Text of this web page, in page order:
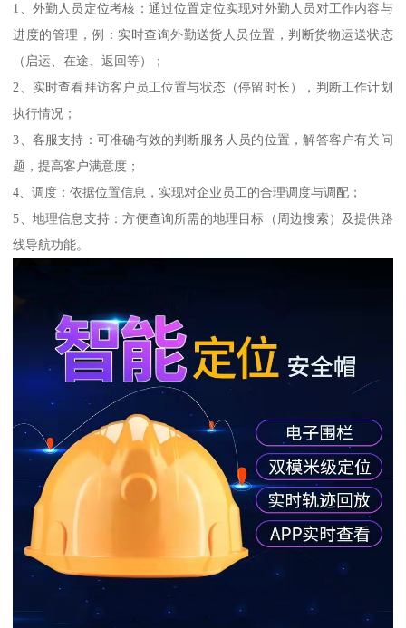
1、外勤人员定位考核：通过位置定位实现对外勤人员对工作内容与
进度的管理，例：实时查询外勤送货人员位置，判断货物运送状态
（启运、在途、返回等）；
2、实时查看拜访客户员工位置与状态（停留时长），判断工作计划
执行情况；
3、客服支持：可准确有效的判断服务人员的位置，解答客户有关问
题，提高客户满意度；
4、调度：依据位置信息，实现对企业员工的合理调度与调配；
5、地理信息支持：方便查询所需的地理目标（周边搜索）及提供路
线导航功能。